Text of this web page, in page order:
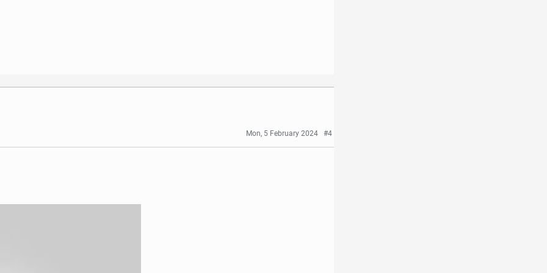
Mon, 5 February 2024 #4